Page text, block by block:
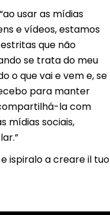
usar as mídias
e vídeos, estamos
que não
se trata do meu
o que vai e vem e, se
para manter
la com
mídias sociais,
ispiralo a creare il tuo